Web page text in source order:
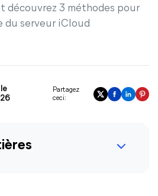
découvrez 3 méthodes pour
du serveur iCloud
Partagez
ceci: